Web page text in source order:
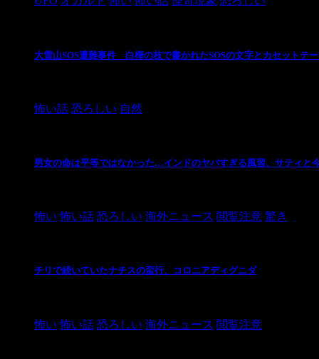
大雪山SOS遭難事件 白樺の枝で書かれたSOSの文字とカセットテ
怖い話 恐ろしい 自然
男女の命は平等ではなかった…インドのヤバすぎる風習、サティと
怖い 怖い話 恐ろしい 海外ニュース 閲覧注意 驚き
チリで続いていたナチスの蛮行、コロニアディグニダ
怖い 怖い話 恐ろしい 海外ニュース 閲覧注意